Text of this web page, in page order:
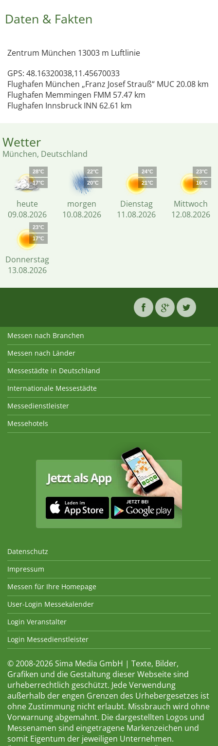
Daten & Fakten
Zentrum München 13003 m Luftlinie
GPS: 48.16320038,11.45670033
Flughafen München „Franz Josef Strauß“ MUC 20.08 km
Flughafen Memmingen FMM 57.47 km
Flughafen Innsbruck INN 62.61 km
Wetter
München, Deutschland
28°C
17°C
heute
09.08.2026
22°C
20°C
morgen
10.08.2026
24°C
21°C
Dienstag
11.08.2026
23°C
16°C
Mittwoch
12.08.2026
23°C
17°C
Donnerstag
13.08.2026
Messen nach Branchen
Messen nach Länder
Messestädte in Deutschland
Internationale Messestädte
Messedienstleister
Messehotels
Datenschutz
Impressum
Messen für Ihre Homepage
User-Login Messekalender
Login Veranstalter
Login Messedienstleister
© 2008-2026 Sima Media GmbH | Texte, Bilder,
Grafiken und die Gestaltung dieser Webseite sind
urheberrechtlich geschützt. Jede Verwendung
außerhalb der engen Grenzen des Urhebergesetzes ist
ohne Zustimmung nicht erlaubt. Missbrauch wird ohne
Vorwarnung abgemahnt. Die dargestellten Logos und
Messenamen sind eingetragene Markenzeichen und
somit Eigentum der jeweiligen Unternehmen.